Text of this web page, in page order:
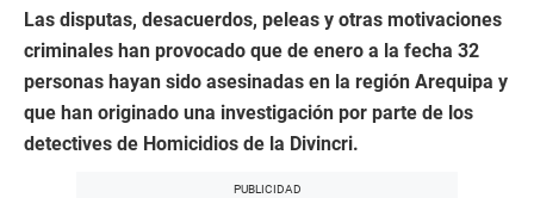
Las disputas, desacuerdos, peleas y otras motivaciones
criminales han provocado que de enero a la fecha 32
personas hayan sido asesinadas en la región Arequipa y
que han originado una investigación por parte de los
detectives de Homicidios de la Divincri.